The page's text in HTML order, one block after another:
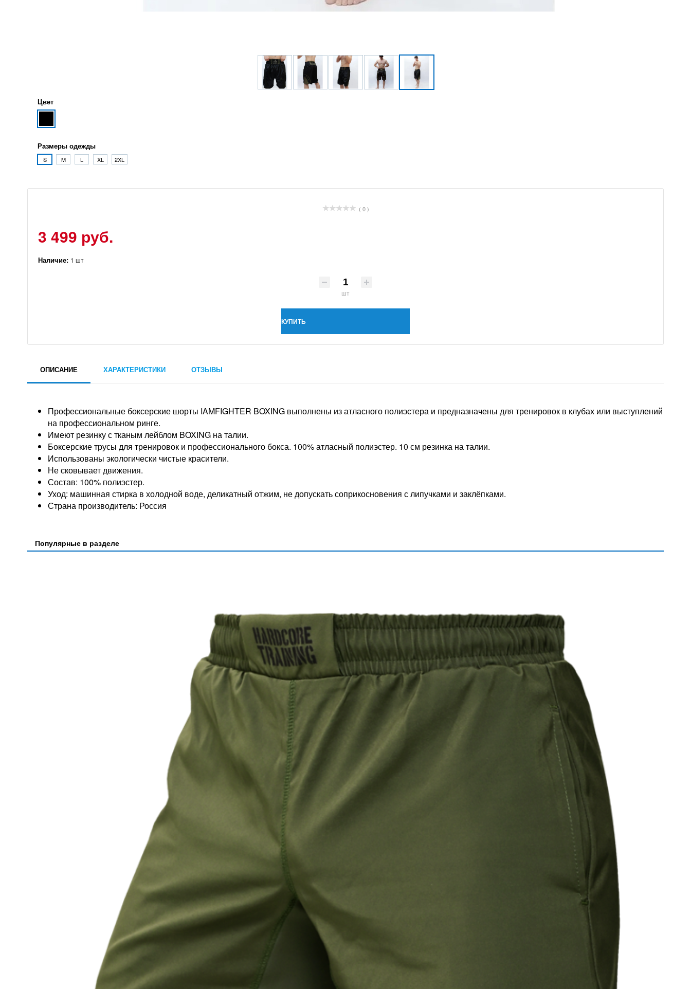
Цвет
Размеры одежды
S M L XL 2XL
( 0 )
3 499 руб.
Наличие: 1 шт
шт
КУПИТЬ
ОПИСАНИЕ ХАРАКТЕРИСТИКИ ОТЗЫВЫ
Профессиональные боксерские шорты IAMFIGHTER BOXING выполнены из атласного полиэстера и предназначены для тренировок в клубах или выступлений
на профессиональном ринге.
Имеют резинку с тканым лейблом BOXING на талии.
Боксерские трусы для тренировок и профессионального бокса. 100% атласный полиэстер. 10 см резинка на талии.
Использованы экологически чистые красители.
Не сковывает движения.
Состав: 100% полиэстер.
Уход: машинная стирка в холодной воде, деликатный отжим, не допускать соприкосновения с липучками и заклёпками.
Страна производитель: Россия
Популярные в разделе